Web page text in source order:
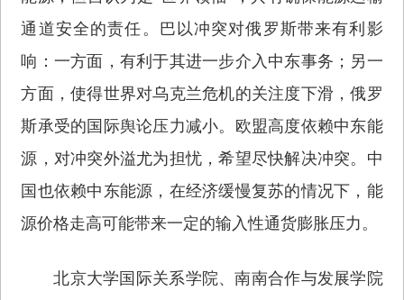
通道安全的责任。巴以冲突对俄罗斯带来有利影
响：一方面，有利于其进一步介入中东事务；另一
方面，使得世界对乌克兰危机的关注度下滑，俄罗
斯承受的国际舆论压力减小。欧盟高度依赖中东能
源，对冲突外溢尤为担忧，希望尽快解决冲突。中
国也依赖中东能源，在经济缓慢复苏的情况下，能
源价格走高可能带来一定的输入性通货膨胀压力。
北京大学国际关系学院、南南合作与发展学院